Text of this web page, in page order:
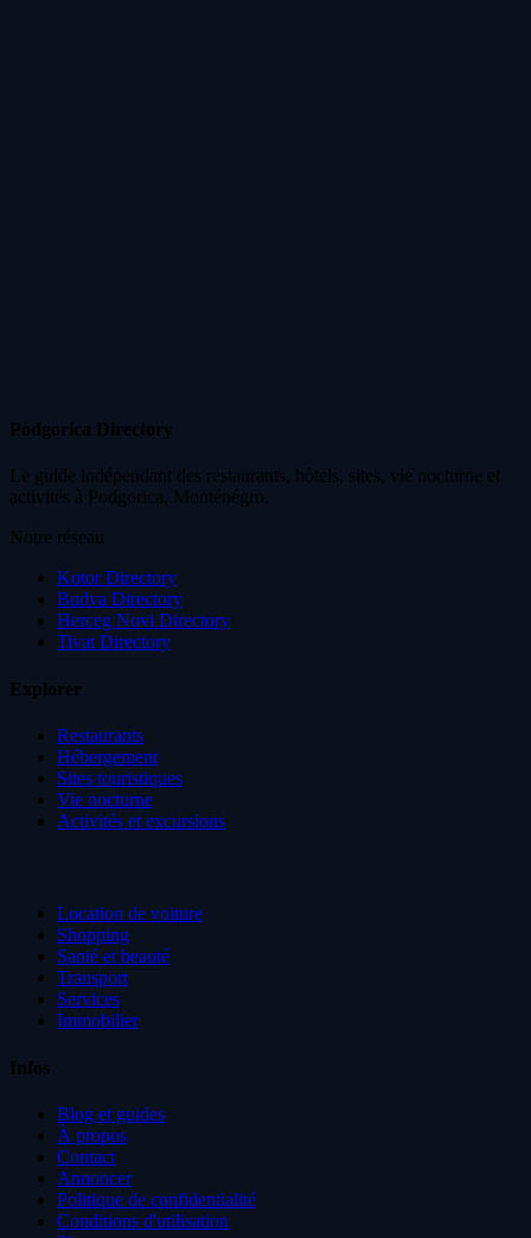
Podgorica Directory
Le guide indépendant des restaurants, hôtels, sites, vie nocturne et
activités à Podgorica, Monténégro.
Notre réseau
Kotor Directory
Budva Directory
Herceg Novi Directory
Tivat Directory
Explorer
Restaurants
Hébergement
Sites touristiques
Vie nocturne
Activités et excursions
Location de voiture
Shopping
Santé et beauté
Transport
Services
Immobilier
Infos
Blog et guides
À propos
Contact
Annoncer
Politique de confidentialité
Conditions d'utilisation